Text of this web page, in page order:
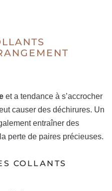
et a tendance à s’accrocher
causer des déchirures. Un
entraîner des
perte de paires précieuses.
COLLANTS